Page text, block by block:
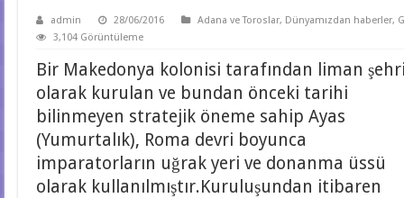
admin 28/06/2016 Adana ve Toroslar, Dünyamızdan haberler,
3,104 Görüntüleme
Bir Makedonya kolonisi tarafından liman
olarak kurulan ve bundan önceki tarihi
bilinmeyen stratejik öneme sahip Ayas
(Yumurtalık), Roma devri boyunca
imparatorların uğrak yeri ve donanma üssü
olarak kullanılmıştır.Kuruluşundan itibaren